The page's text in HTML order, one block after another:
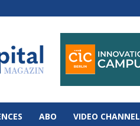
ABO VIDEO CHANNEL